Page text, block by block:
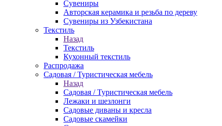
Сувениры
Авторская керамика и резьба по дереву
Сувениры из Узбекистана
Текстиль
Назад
Текстиль
Кухонный текстиль
Распродажа
Садовая / Туристическая мебель
Назад
Садовая / Туристическая мебель
Лежаки и шезлонги
Садовые диваны и кресла
Садовые скамейки